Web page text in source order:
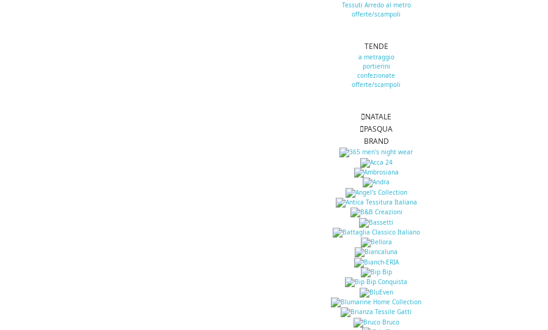
Tessuti Arredo al metro
offerte/scampoli
TENDE
a metraggio
portierini
confezionate
offerte/scampoli
NATALE
PASQUA
BRAND